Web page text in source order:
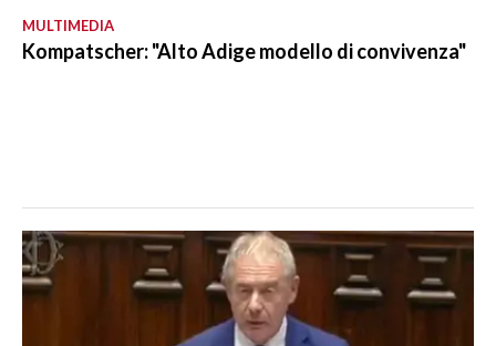
MULTIMEDIA
Kompatscher: "Alto Adige modello di convivenza"